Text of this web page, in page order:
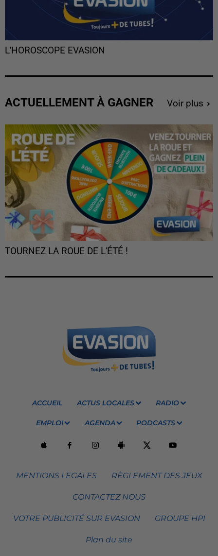
L'HOROSCOPE EVASION
ACTUELLEMENT À GAGNER Voir plus
TOURNEZ LA ROUE DE L'ÉTÉ !
ACCUEIL ACTUS LOCALES RADIO
EMPLOI AGENDA PODCASTS
MENTIONS LEGALES RÈGLEMENT DES JEUX
CONTACTEZ NOUS
VOTRE PUBLICITÉ SUR EVASION GROUPE HPI
Plan du site